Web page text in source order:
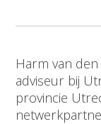
Harm van
adviseur bij
provincie